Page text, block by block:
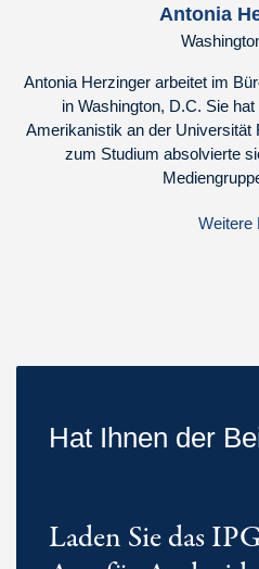
Antonia
Antonia Herzinger arbeitet im
in Washington, D.C. Sie
Amerikanistik an der Universität
zum Studium absolvierte
Weitere
Hat Ihnen der
Laden Sie das